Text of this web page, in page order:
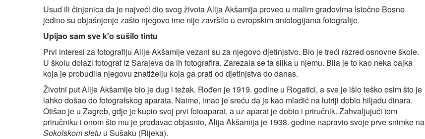
Usud ili činjenica da je najveći dio svog života Alija Akšamija proveo u malim gradovima Istočne Bosne
jedino su objašnjenje zašto njegovo ime nije završilo u evropskim antologijama fotografije.
Upijao sam sve k'o sušilo tintu
Prvi interesi za fotografiju Alije Akšamije vezani su za njegovo djetinjstvo. Bio je treći razred osnovne škole.
U školu dolazi fotograf iz Sarajeva da ih fotografira. Zarezala se ta slika u njemu. Bila je to kao neka bajka
koja je probudila njegovu znatiželju koja ga prati od djetinjstva do danas.
Životni put Alije Akšamije bio je dug i težak. Rođen je 1919. godine u Rogatici, a sve je išlo teško osim što je
lahko došao do fotografskog aparata. Naime, imao je sreću da je kao mladić na lutriji dobio hiljadu dinara.
Otišao je u Zagreb, gdje je kupio svoj prvi fotoaparat, a uz aparat je dobio i priručnik. Zahvaljujući tom
priručniku i onom što mu je prodavac objasnio, Alija Akšamija je 1938. godine napravio svoje prve snimke na
Sokolskom sletu u Sušaku (Rijeka).